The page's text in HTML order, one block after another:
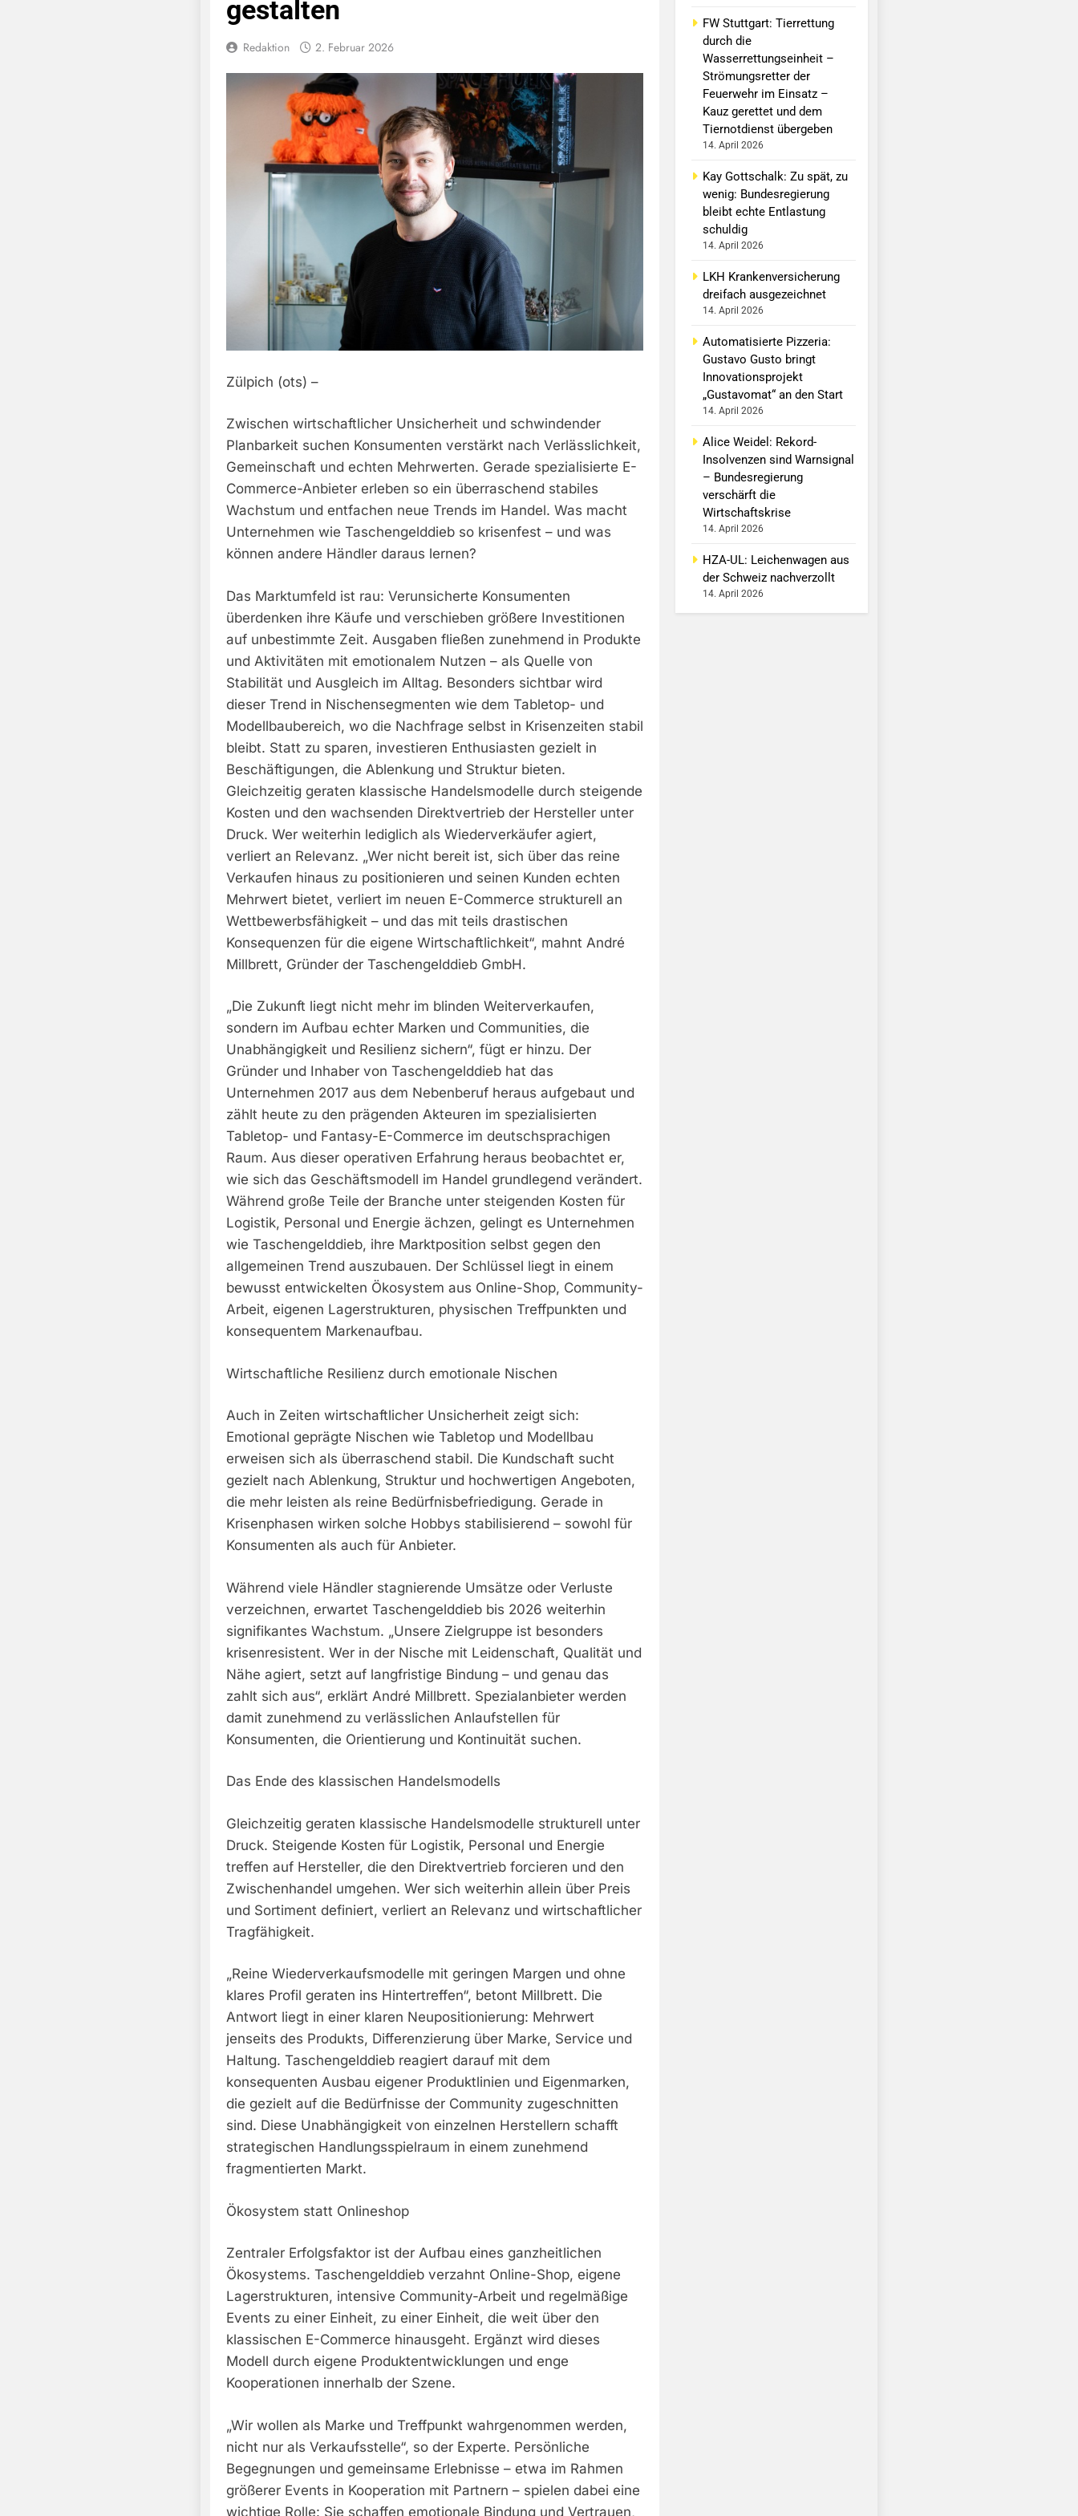
gestalten
Redaktion 2. Februar 2026
Zülpich (ots) –
Zwischen wirtschaftlicher Unsicherheit und schwindender
Planbarkeit suchen Konsumenten verstärkt nach Verlässlichkeit,
Gemeinschaft und echten Mehrwerten. Gerade spezialisierte E-
Commerce-Anbieter erleben so ein überraschend stabiles
Wachstum und entfachen neue Trends im Handel. Was macht
Unternehmen wie Taschengelddieb so krisenfest – und was
können andere Händler daraus lernen?
Das Marktumfeld ist rau: Verunsicherte Konsumenten
überdenken ihre Käufe und verschieben größere Investitionen
auf unbestimmte Zeit. Ausgaben fließen zunehmend in Produkte
und Aktivitäten mit emotionalem Nutzen – als Quelle von
Stabilität und Ausgleich im Alltag. Besonders sichtbar wird
dieser Trend in Nischensegmenten wie dem Tabletop- und
Modellbaubereich, wo die Nachfrage selbst in Krisenzeiten stabil
bleibt. Statt zu sparen, investieren Enthusiasten gezielt in
Beschäftigungen, die Ablenkung und Struktur bieten.
Gleichzeitig geraten klassische Handelsmodelle durch steigende
Kosten und den wachsenden Direktvertrieb der Hersteller unter
Druck. Wer weiterhin lediglich als Wiederverkäufer agiert,
verliert an Relevanz. „Wer nicht bereit ist, sich über das reine
Verkaufen hinaus zu positionieren und seinen Kunden echten
Mehrwert bietet, verliert im neuen E-Commerce strukturell an
Wettbewerbsfähigkeit – und das mit teils drastischen
Konsequenzen für die eigene Wirtschaftlichkeit“, mahnt André
Millbrett, Gründer der Taschengelddieb GmbH.
„Die Zukunft liegt nicht mehr im blinden Weiterverkaufen,
sondern im Aufbau echter Marken und Communities, die
Unabhängigkeit und Resilienz sichern“, fügt er hinzu. Der
Gründer und Inhaber von Taschengelddieb hat das
Unternehmen 2017 aus dem Nebenberuf heraus aufgebaut und
zählt heute zu den prägenden Akteuren im spezialisierten
Tabletop- und Fantasy-E-Commerce im deutschsprachigen
Raum. Aus dieser operativen Erfahrung heraus beobachtet er,
wie sich das Geschäftsmodell im Handel grundlegend verändert.
Während große Teile der Branche unter steigenden Kosten für
Logistik, Personal und Energie ächzen, gelingt es Unternehmen
wie Taschengelddieb, ihre Marktposition selbst gegen den
allgemeinen Trend auszubauen. Der Schlüssel liegt in einem
bewusst entwickelten Ökosystem aus Online-Shop, Community-
Arbeit, eigenen Lagerstrukturen, physischen Treffpunkten und
konsequentem Markenaufbau.
Wirtschaftliche Resilienz durch emotionale Nischen
Auch in Zeiten wirtschaftlicher Unsicherheit zeigt sich:
Emotional geprägte Nischen wie Tabletop und Modellbau
erweisen sich als überraschend stabil. Die Kundschaft sucht
gezielt nach Ablenkung, Struktur und hochwertigen Angeboten,
die mehr leisten als reine Bedürfnisbefriedigung. Gerade in
Krisenphasen wirken solche Hobbys stabilisierend – sowohl für
Konsumenten als auch für Anbieter.
Während viele Händler stagnierende Umsätze oder Verluste
verzeichnen, erwartet Taschengelddieb bis 2026 weiterhin
signifikantes Wachstum. „Unsere Zielgruppe ist besonders
krisenresistent. Wer in der Nische mit Leidenschaft, Qualität und
Nähe agiert, setzt auf langfristige Bindung – und genau das
zahlt sich aus“, erklärt André Millbrett. Spezialanbieter werden
damit zunehmend zu verlässlichen Anlaufstellen für
Konsumenten, die Orientierung und Kontinuität suchen.
Das Ende des klassischen Handelsmodells
Gleichzeitig geraten klassische Handelsmodelle strukturell unter
Druck. Steigende Kosten für Logistik, Personal und Energie
treffen auf Hersteller, die den Direktvertrieb forcieren und den
Zwischenhandel umgehen. Wer sich weiterhin allein über Preis
und Sortiment definiert, verliert an Relevanz und wirtschaftlicher
Tragfähigkeit.
„Reine Wiederverkaufsmodelle mit geringen Margen und ohne
klares Profil geraten ins Hintertreffen“, betont Millbrett. Die
Antwort liegt in einer klaren Neupositionierung: Mehrwert
jenseits des Produkts, Differenzierung über Marke, Service und
Haltung. Taschengelddieb reagiert darauf mit dem
konsequenten Ausbau eigener Produktlinien und Eigenmarken,
die gezielt auf die Bedürfnisse der Community zugeschnitten
sind. Diese Unabhängigkeit von einzelnen Herstellern schafft
strategischen Handlungsspielraum in einem zunehmend
fragmentierten Markt.
Ökosystem statt Onlineshop
Zentraler Erfolgsfaktor ist der Aufbau eines ganzheitlichen
Ökosystems. Taschengelddieb verzahnt Online-Shop, eigene
Lagerstrukturen, intensive Community-Arbeit und regelmäßige
Events zu einer Einheit, zu einer Einheit, die weit über den
klassischen E-Commerce hinausgeht. Ergänzt wird dieses
Modell durch eigene Produktentwicklungen und enge
Kooperationen innerhalb der Szene.
„Wir wollen als Marke und Treffpunkt wahrgenommen werden,
nicht nur als Verkaufsstelle“, so der Experte. Persönliche
Begegnungen und gemeinsame Erlebnisse – etwa im Rahmen
größerer Events in Kooperation mit Partnern – spielen dabei eine
wichtige Rolle: Sie schaffen emotionale Bindung und Vertrauen,
FW Stuttgart: Tierrettung
durch die
Wasserrettungseinheit –
Strömungsretter der
Feuerwehr im Einsatz –
Kauz gerettet und dem
Tiernotdienst übergeben
14. April 2026
Kay Gottschalk: Zu spät, zu
wenig: Bundesregierung
bleibt echte Entlastung
schuldig
14. April 2026
LKH Krankenversicherung
dreifach ausgezeichnet
14. April 2026
Automatisierte Pizzeria:
Gustavo Gusto bringt
Innovationsprojekt
„Gustavomat“ an den Start
14. April 2026
Alice Weidel: Rekord-
Insolvenzen sind Warnsignal
– Bundesregierung
verschärft die
Wirtschaftskrise
14. April 2026
HZA-UL: Leichenwagen aus
der Schweiz nachverzollt
14. April 2026